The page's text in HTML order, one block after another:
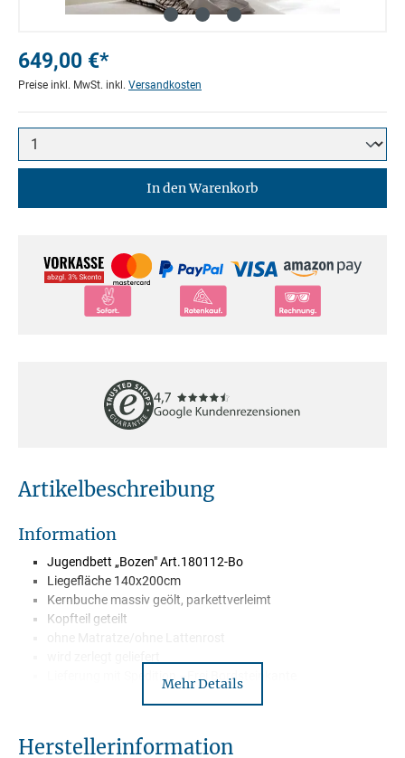
649,00 €*
Preise inkl. MwSt. inkl. Versandkosten
In den Warenkorb
Artikelbeschreibung
Information
Jugendbett „Bozen" Art.180112-Bo
Liegefläche 140x200cm
Kernbuche massiv geölt, parkettverleimt
Kopfteil geteilt
Lieferung mit Spedition –Frei Bordsteinkante
Beschreibung
Mehr Details
Herstellerinformation